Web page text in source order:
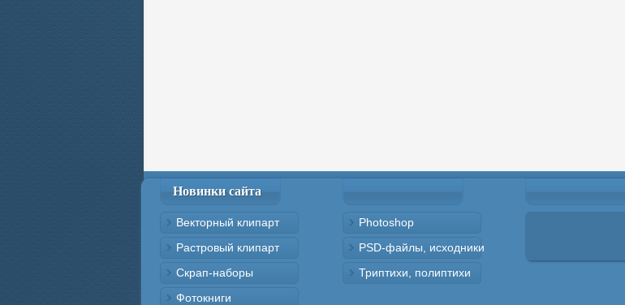
Новинки сайта
Векторный клипарт
Растровый клипарт
Скрап-наборы
Фотокниги
Photoshop
PSD-файлы, исходники
Триптихи, полиптихи